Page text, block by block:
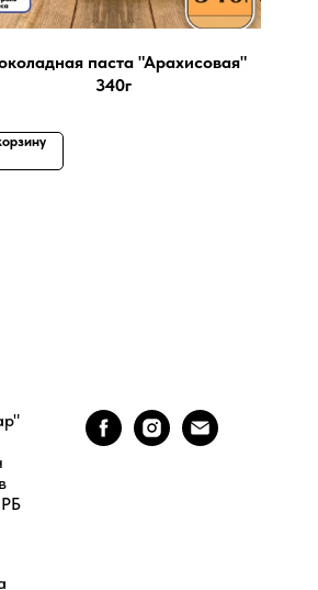
паста "Арахисовая"
340г